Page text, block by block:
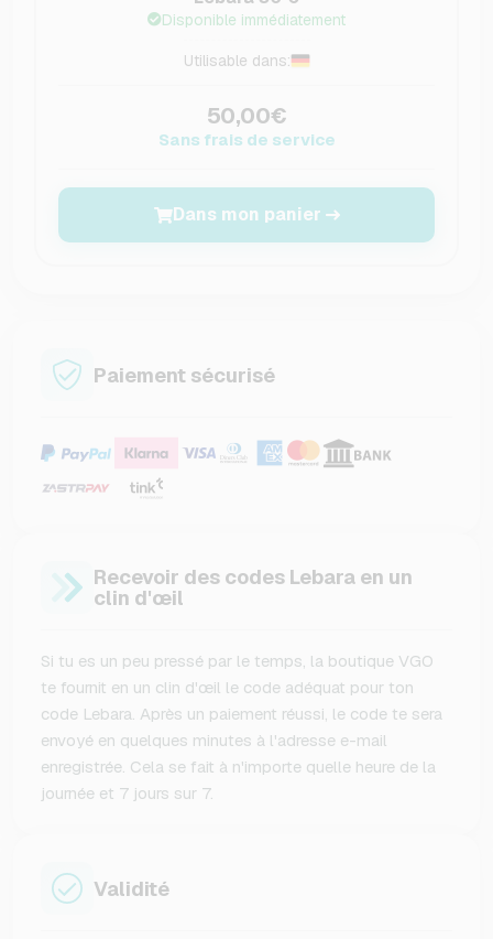
Disponible immédiatement
Utilisable dans:
50,00€
Sans frais de service
Dans mon panier
Paiement sécurisé
Recevoir des codes Lebara en un
clin d'œil
Si tu es un peu pressé par le temps, la boutique VGO
te fournit en un clin d'œil le code adéquat pour ton
code Lebara. Après un paiement réussi, le code te sera
envoyé en quelques minutes à l'adresse e-mail
enregistrée. Cela se fait à n'importe quelle heure de la
journée et 7 jours sur 7.
Validité